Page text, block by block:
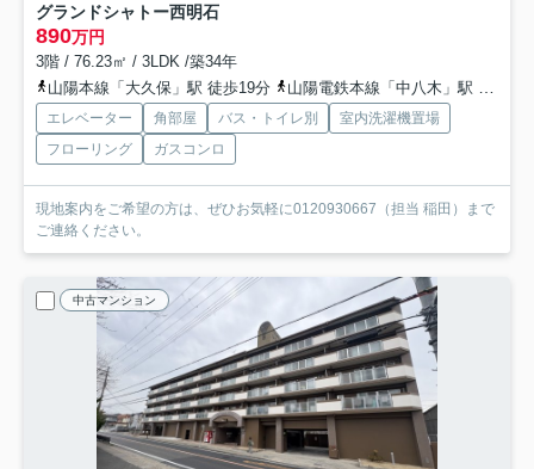
グランドシャトー西明石
890万円
3階 / 76.23㎡ / 3LDK /築34年
山陽本線「大久保」駅 徒歩19分
山陽電鉄本線「中八木」駅 徒歩16分
エレベーター 角部屋 バス・トイレ別
室内洗濯機置場
フローリング
ガスコンロ
現地案内をご希望の方は、ぜひお気軽に0120930667（担当 稲田）まで
ご連絡ください。
中古マンション